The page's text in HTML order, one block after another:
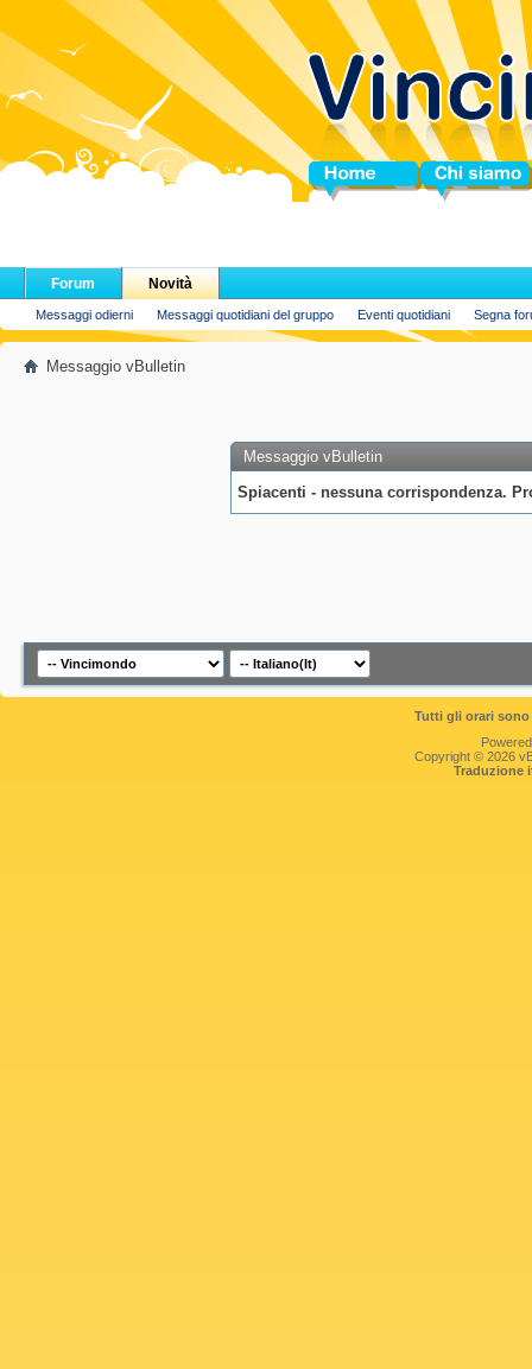
Home Chi siamo
Forum Novità
Messaggi odierni Messaggi quotidiani del gruppo Eventi quotidiani Segna
Messaggio vBulletin
Messaggio vBulletin
Spiacenti - nessuna corrispondenza.
Tutti gli orari
Copyright © 2026
Traduzione